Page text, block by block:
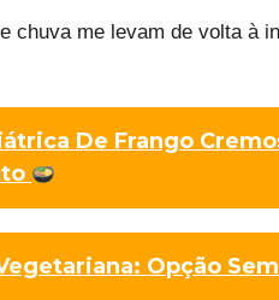
chuva me levam de volta à
De Frango
Opção